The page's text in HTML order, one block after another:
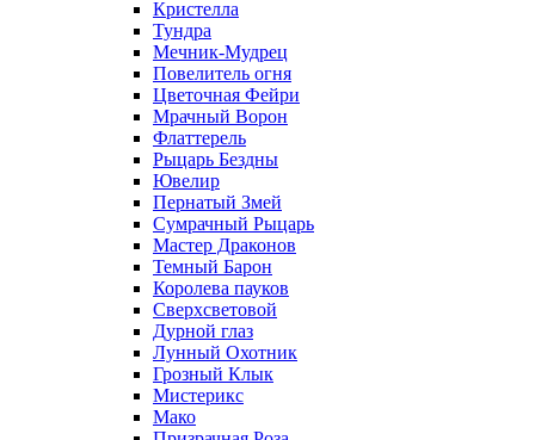
Кристелла
Тундра
Мечник-Мудрец
Повелитель огня
Цветочная Фейри
Мрачный Ворон
Флаттерель
Рыцарь Бездны
Ювелир
Пернатый Змей
Сумрачный Рыцарь
Мастер Драконов
Темный Барон
Королева пауков
Сверхсветовой
Дурной глаз
Лунный Охотник
Грозный Клык
Мистерикс
Мако